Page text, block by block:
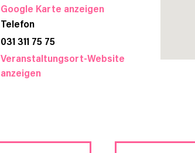
Google Karte anzeigen
Telefon
031 311 75 75
Veranstaltungsort-Website
anzeigen